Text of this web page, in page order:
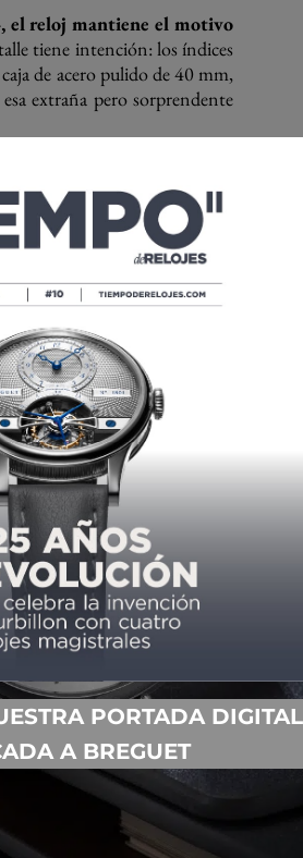
el reloj mantiene el motivo
tiene intención: los índices
de acero pulido de 40 mm,
extraña pero sorprendente
PORTADA DIGITAL
A BREGUET